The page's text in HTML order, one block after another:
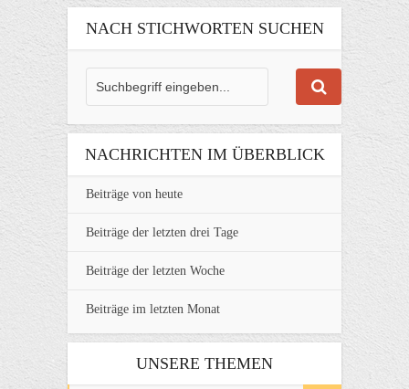
NACH STICHWORTEN SUCHEN
NACHRICHTEN IM ÜBERBLICK
Beiträge von heute
Beiträge der letzten drei Tage
Beiträge der letzten Woche
Beiträge im letzten Monat
UNSERE THEMEN